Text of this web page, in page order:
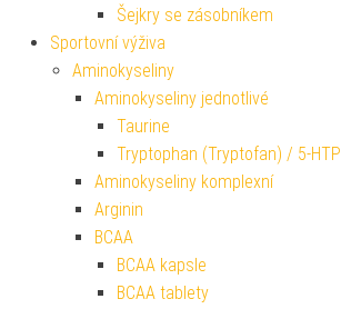
Šejkry se zásobníkem
Sportovní výživa
Aminokyseliny
Aminokyseliny jednotlivé
Taurine
Tryptophan (Tryptofan) / 5-HTP
Aminokyseliny komplexní
Arginin
BCAA
BCAA kapsle
BCAA tablety